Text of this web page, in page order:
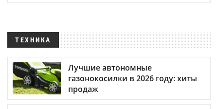
ТЕХНИКА
Лучшие автономные
газонокосилки в 2026 году: хиты
продаж